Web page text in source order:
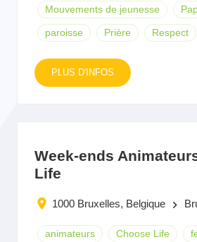
Mouvements de jeunesse
paroisse Prière Respect
PLUS D'INFOS
Week-ends
Life
1000 Bruxelles, Belgique keyboard_arrow_right
animateurs Choose Life